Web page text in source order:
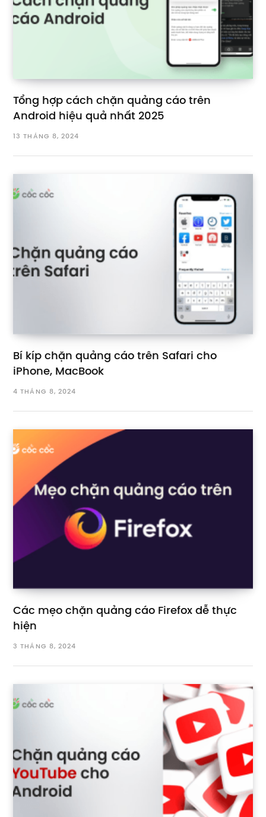
Tổng hợp cách chặn quảng cáo trên
Android hiệu quả nhất 2025
13 THÁNG 8, 2024
Bí kíp chặn quảng cáo trên Safari cho
iPhone, MacBook
4 THÁNG 8, 2024
Các mẹo chặn quảng cáo Firefox dễ thực
hiện
3 THÁNG 8, 2024